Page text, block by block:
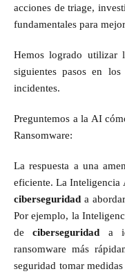
acciones de triage,
fundamentales para
Hemos logrado utilizar
siguientes pasos en
incidentes.
Preguntemos a la AI
Ransomware:
La respuesta a una
eficiente. La Inteligencia
ciberseguridad a
Por ejemplo, la
deciberseguridad a
ransomware más
seguridad tomar